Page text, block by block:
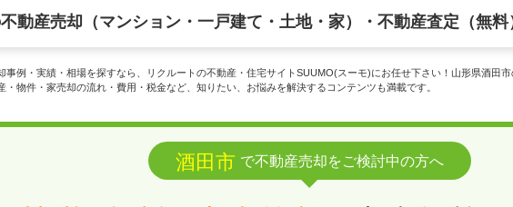
動産売却（マンション・一戸建て・土地・家）・不動産査定（無料
事例・実績・相場を探すなら、リクルートの不動産・住宅サイトSUUMO(スーモ)にお任せ下さい！山形県酒田
・物件・家売却の流れ・費用・税金など、知りたい、お悩みを解決するコンテンツも満載です。
酒田市 で不動産売却をご検討中の方へ